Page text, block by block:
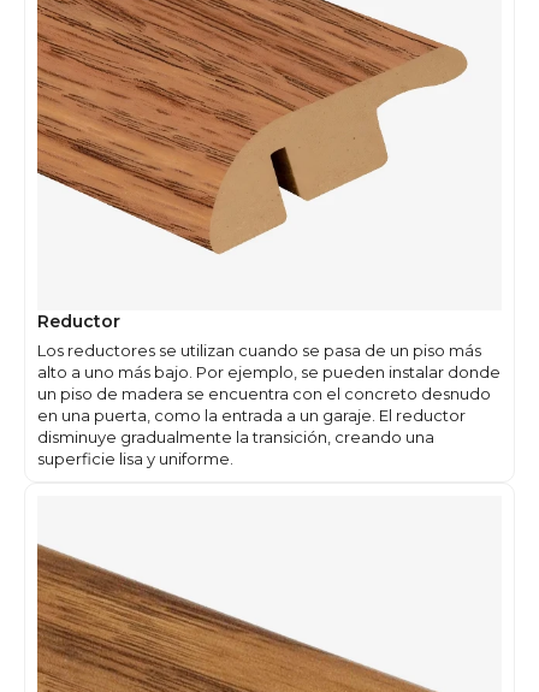
Reductor
Los reductores se utilizan cuando se pasa de un piso más
alto a uno más bajo. Por ejemplo, se pueden instalar donde
un piso de madera se encuentra con el concreto desnudo
en una puerta, como la entrada a un garaje. El reductor
disminuye gradualmente la transición, creando una
superficie lisa y uniforme.